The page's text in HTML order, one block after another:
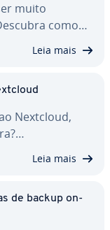
muito
como…
Leia mais
Nextcloud,
Leia mais
de backup on-